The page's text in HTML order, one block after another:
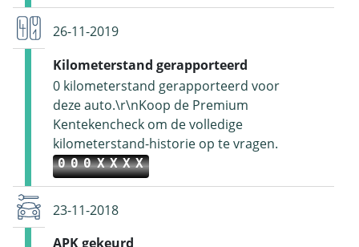
26-11-2019
Kilometerstand gerapporteerd
0 kilometerstand gerapporteerd voor
deze auto.\r\nKoop de Premium
Kentekencheck om de volledige
kilometerstand-historie op te vragen.
000XXXX
23-11-2018
APK gekeurd